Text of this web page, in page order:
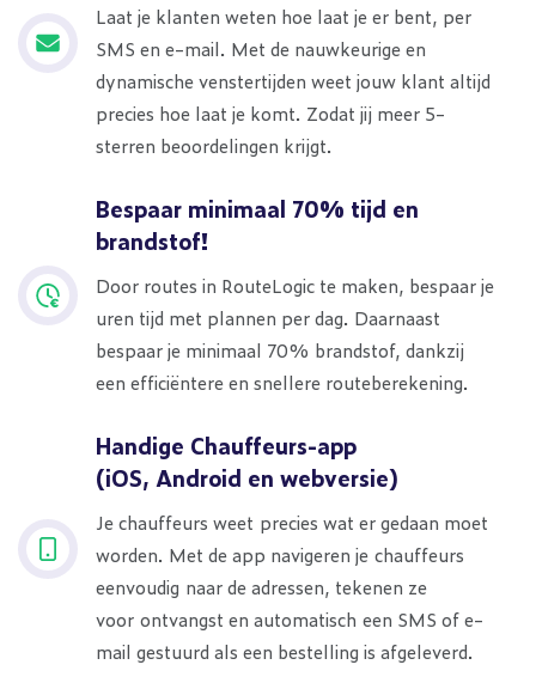
Laat je klanten weten hoe laat je er bent, per
SMS en e-mail. Met de nauwkeurige en
dynamische venstertijden weet jouw klant altijd
precies hoe laat je komt. Zodat jij meer 5-
sterren beoordelingen krijgt.
Bespaar minimaal 70% tijd en
brandstof!
Door routes in RouteLogic te maken, bespaar je
uren tijd met plannen per dag. Daarnaast
bespaar je minimaal 70% brandstof, dankzij
een efficiëntere en snellere routeberekening.
Handige Chauffeurs-app
(iOS, Android en webversie)
Je chauffeurs weet precies wat er gedaan moet
worden. Met de app navigeren je chauffeurs
eenvoudig naar de adressen, tekenen ze
voor ontvangst en automatisch een SMS of e-
mail gestuurd als een bestelling is afgeleverd.